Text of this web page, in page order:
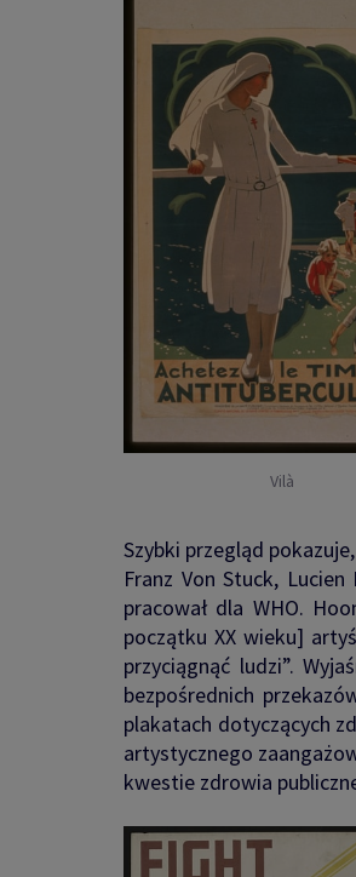
Vilà
Szybki przegląd
Franz Von Stuck,
pracował dla WHO.
początku XX wieku]
przyciągnąć ludzi”.
bezpośrednich
plakatach dotyczących
artystycznego
kwestie zdrowia